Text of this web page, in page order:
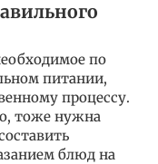
по
питании,
процессу.
тоже нужна
блюд на